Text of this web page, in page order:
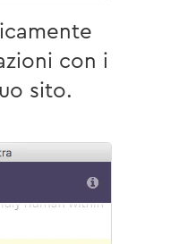
con i
sito.